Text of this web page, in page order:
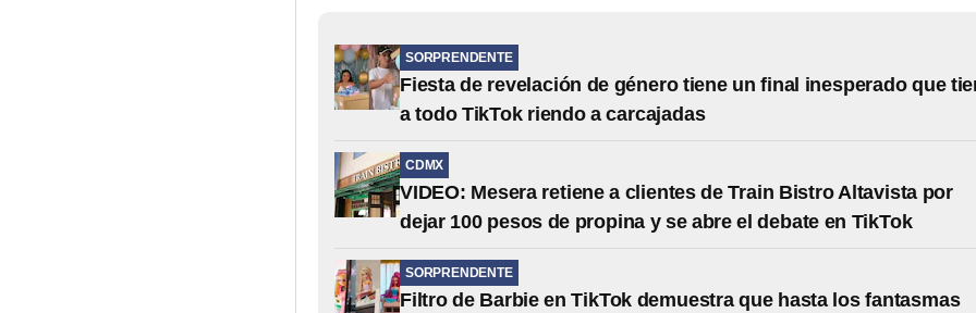
SORPRENDENTE
Fiesta de revelación de género tiene un final inesperado que
a todo TikTok riendo a carcajadas
CDMX
VIDEO: Mesera retiene a clientes de Train Bistro Altavista por
dejar 100 pesos de propina y se abre el debate en TikTok
SORPRENDENTE
Filtro de Barbie en TikTok demuestra que hasta los fantasmas